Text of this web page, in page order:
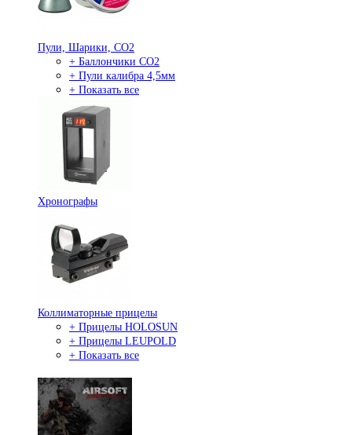
Пули, Шарики, СО2
+ Баллончики СО2
+ Пули калибра 4,5мм
+ Показать все
Хронографы
Коллиматорные прицелы
+ Прицелы HOLOSUN
+ Прицелы LEUPOLD
+ Показать все